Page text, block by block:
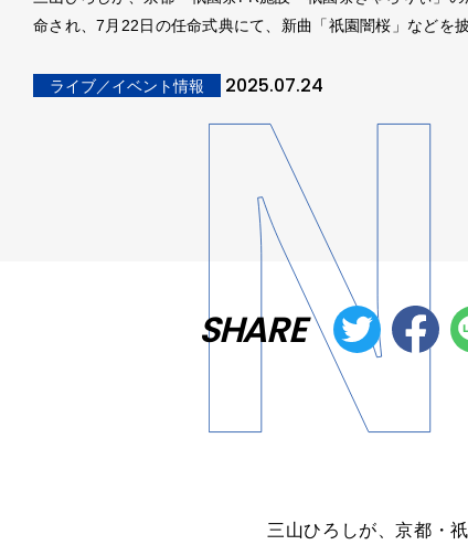
命され、7月22日の任命式典にて、新曲「祇園闇桜」などを
ライブ／イベント情報 2025.07.24
SHARE
三山ひろしが、京都・